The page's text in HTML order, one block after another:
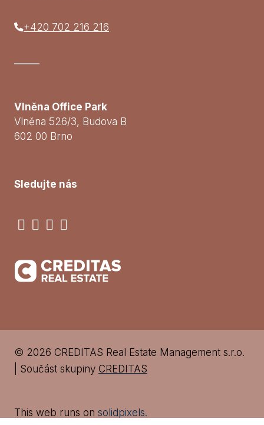
+420 702 216 216
Vlněna Office Park
Vlněna 526/3, Budova B
602 00 Brno
Sledujte nás
© 2026 CREDITAS Real Estate Management s.r.o.
| Součást skupiny CREDITAS
This web runs on solidpixels.